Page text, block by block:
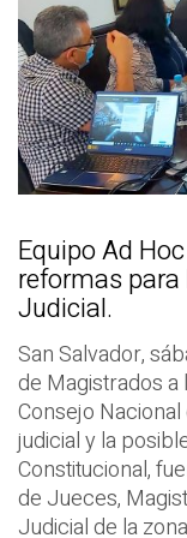
Equipo Ad
reformas
Judicial.
San Salvador,
de Magistrados a
Consejo
judicial y la
Constitucional,
de Jueces,
Judicial de la